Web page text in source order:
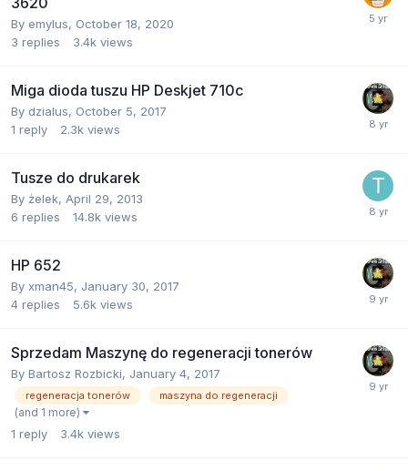
By emylus, October 18, 2020
3 replies 3.4k views
Miga dioda tuszu HP Deskjet 710c
By dzialus, October 5, 2017
1 reply 2.3k views
Tusze do drukarek
By żelek, April 29, 2013
6 replies 14.8k views
HP 652
By xman45, January 30, 2017
4 replies 5.6k views
Sprzedam Maszynę do regeneracji tonerów
By Bartosz Rozbicki, January 4, 2017
regeneracja tonerów maszyna do regeneracji
(and 1 more)
1 reply 3.4k views